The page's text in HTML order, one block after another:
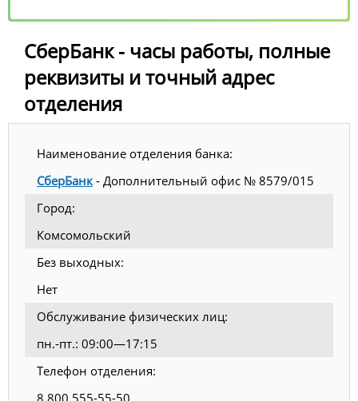
СберБанк - часы работы, полные
реквизиты и точный адрес
отделения
Наименование отделения банка:
СберБанк - Дополнительный офис № 8579/015
Город:
Комсомольский
Без выходных:
Нет
Обслуживание физических лиц:
пн.-пт.: 09:00—17:15
Телефон отделения:
8 800 555-55-50